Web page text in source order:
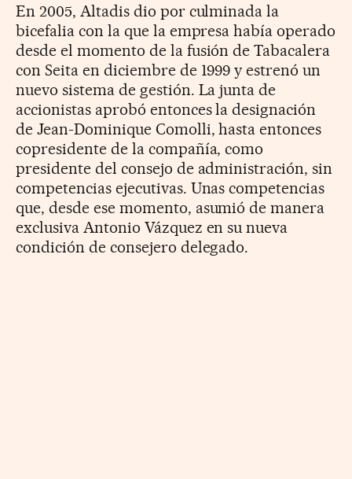
En 2005, Altadis dio por culminada la
bicefalia con la que la empresa había operado
desde el momento de la fusión de Tabacalera
con Seita en diciembre de 1999 y estrenó un
nuevo sistema de gestión. La junta de
accionistas aprobó entonces la designación
de Jean-Dominique Comolli, hasta entonces
copresidente de la compañía, como
presidente del consejo de administración, sin
competencias ejecutivas. Unas competencias
que, desde ese momento, asumió de manera
exclusiva Antonio Vázquez en su nueva
condición de consejero delegado.